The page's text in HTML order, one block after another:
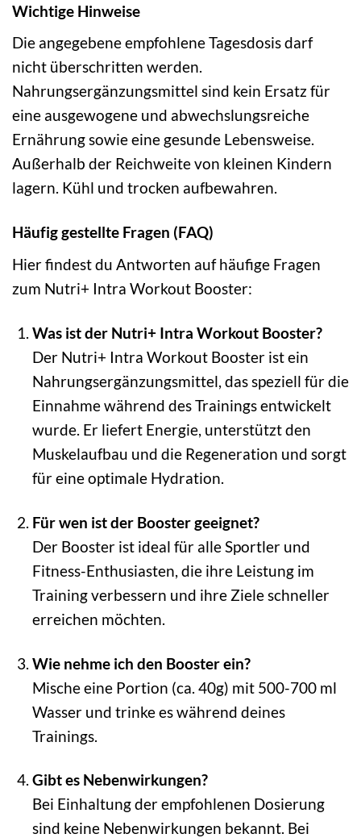
Wichtige Hinweise
Die angegebene empfohlene Tagesdosis darf
nicht überschritten werden.
Nahrungsergänzungsmittel sind kein Ersatz für
eine ausgewogene und abwechslungsreiche
Ernährung sowie eine gesunde Lebensweise.
Außerhalb der Reichweite von kleinen Kindern
lagern. Kühl und trocken aufbewahren.
Häufig gestellte Fragen (FAQ)
Hier findest du Antworten auf häufige Fragen
zum Nutri+ Intra Workout Booster:
Was ist der Nutri+ Intra Workout Booster?
Der Nutri+ Intra Workout Booster ist ein
Nahrungsergänzungsmittel, das speziell für die
Einnahme während des Trainings entwickelt
wurde. Er liefert Energie, unterstützt den
Muskelaufbau und die Regeneration und sorgt
für eine optimale Hydration.
Für wen ist der Booster geeignet?
Der Booster ist ideal für alle Sportler und
Fitness-Enthusiasten, die ihre Leistung im
Training verbessern und ihre Ziele schneller
erreichen möchten.
Wie nehme ich den Booster ein?
Mische eine Portion (ca. 40g) mit 500-700 ml
Wasser und trinke es während deines
Trainings.
Gibt es Nebenwirkungen?
Bei Einhaltung der empfohlenen Dosierung
sind keine Nebenwirkungen bekannt. Bei